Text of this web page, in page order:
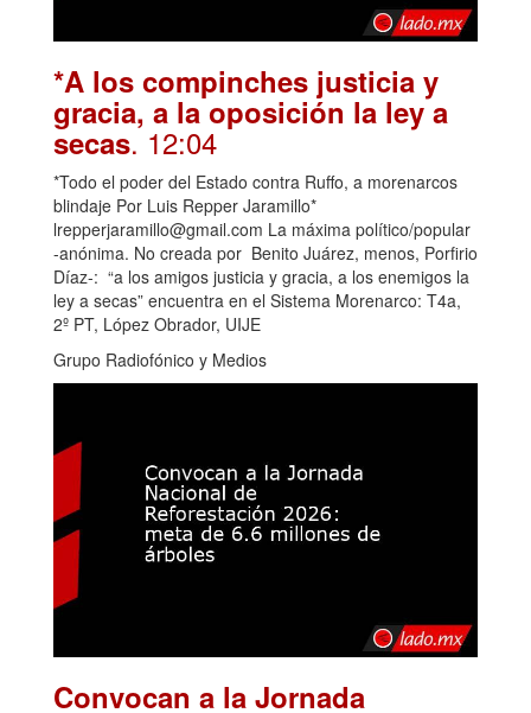
*A los compinches justicia y
gracia, a la oposición la ley a
secas. 12:04
*Todo el poder del Estado contra Ruffo, a morenarcos
blindaje Por Luis Repper Jaramillo*
lrepperjaramillo@gmail.com La máxima político/popular
-anónima. No creada por Benito Juárez, menos, Porfirio
Díaz-: “a los amigos justicia y gracia, a los enemigos la
ley a secas” encuentra en el Sistema Morenarco: T4a,
2º PT, López Obrador, UIJE
Grupo Radiofónico y Medios
Convocan a la Jornada